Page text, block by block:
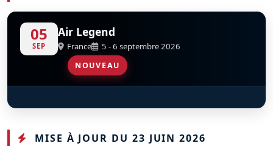
05
SEP
Air Legend
France 5 - 6 septembre 2026
NOUVEAU
S D
Douglas C-53D Skytrooper
MISE À JOUR DU 23 JUIN 2026